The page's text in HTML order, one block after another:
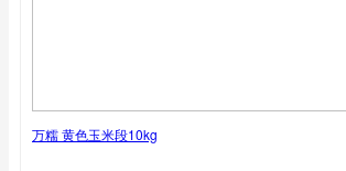
万糯 黄色玉米段10kg